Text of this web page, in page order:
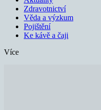
Zdravotnictví
Věda a výzkum
Pojištění
Ke kávě a čaji
Více